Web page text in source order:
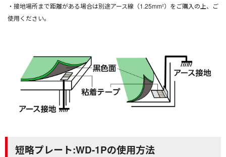
・接地場所まで距離がある場合は別途アース線（1.25mm²）をご購入の上、ご
使用ください。
短略プレート:WD-1Pの使用方法